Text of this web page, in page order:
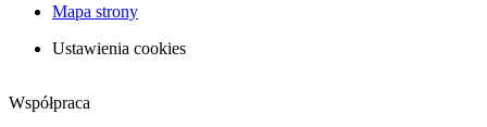
Mapa strony
Ustawienia cookies
Współpraca